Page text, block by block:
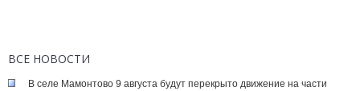
ВСЕ НОВОСТИ
В селе Мамонтово 9 августа будут перекрыто движение на части